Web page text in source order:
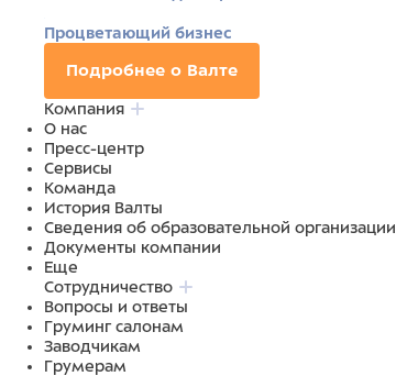
Процветающий бизнес
Подробнее о Валте
Компания
О нас
Пресс-центр
Сервисы
Команда
История Валты
Сведения об образовательной организации
Документы компании
Еще
Сотрудничество
Вопросы и ответы
Груминг салонам
Заводчикам
Грумерам